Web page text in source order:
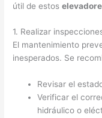
útil de estos
1. Realizar
El mantenimiento
inesperados. Se
Revisar el
Verificar el
hidráulico o